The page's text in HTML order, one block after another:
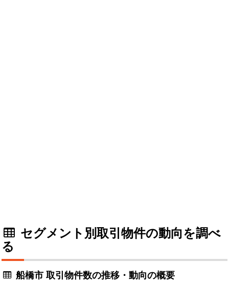
セグメント別取引物件の動向を調べ
る
船橋市 取引物件数の推移・動向の概要